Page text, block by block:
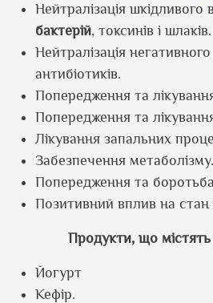
Нейтралізація шкідливого
бактерій, токсинів і шлаків.
Нейтралізація
антибіотиків.
Попередження та лікування
Попередження та лікування
Лікування запальних
Забезпечення метаболізму.
Попередження та боротьба
Позитивний вплив на стан
Продукти, що містять
Йогурт
Кефір.